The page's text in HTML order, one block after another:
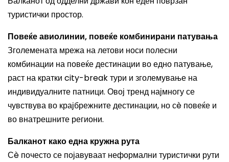
туристички простор.
Повеќе авиолинии, повеќе комбинирани патувања
Зголемената мрежа на летови носи полесни
комбинации на повеќе дестинации во едно патување,
раст на кратки city-break тури и зголемување на
индивидуалните патници. Овој тренд најмногу се
чувствува во крајбрежните дестинации, но сè повеќе и
во внатрешните региони.
Балканот како една кружна рута
Сè почесто се појавуваат неформални туристички рути